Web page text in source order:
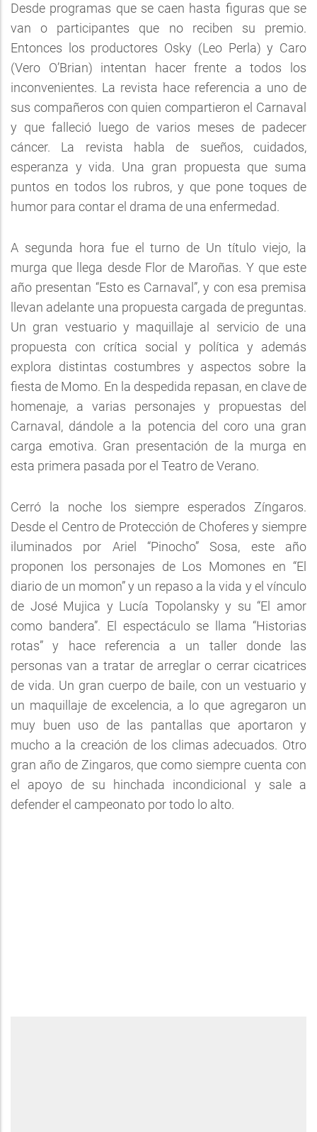
Desde programas que se caen hasta figuras que se
van o participantes que no reciben su premio.
Entonces los productores Osky (Leo Perla) y Caro
(Vero O’Brian) intentan hacer frente a todos los
inconvenientes. La revista hace referencia a uno de
sus compañeros con quien compartieron el Carnaval
y que falleció luego de varios meses de padecer
cáncer. La revista habla de sueños, cuidados,
esperanza y vida. Una gran propuesta que suma
puntos en todos los rubros, y que pone toques de
humor para contar el drama de una enfermedad.
A segunda hora fue el turno de Un título viejo, la
murga que llega desde Flor de Maroñas. Y que este
año presentan “Esto es Carnaval”, y con esa premisa
llevan adelante una propuesta cargada de preguntas.
Un gran vestuario y maquillaje al servicio de una
propuesta con crítica social y política y además
explora distintas costumbres y aspectos sobre la
fiesta de Momo. En la despedida repasan, en clave de
homenaje, a varias personajes y propuestas del
Carnaval, dándole a la potencia del coro una gran
carga emotiva. Gran presentación de la murga en
esta primera pasada por el Teatro de Verano.
Cerró la noche los siempre esperados Zíngaros.
Desde el Centro de Protección de Choferes y siempre
iluminados por Ariel “Pinocho” Sosa, este año
proponen los personajes de Los Momones en “El
diario de un momon” y un repaso a la vida y el vínculo
de José Mujica y Lucía Topolansky y su “El amor
como bandera”. El espectáculo se llama “Historias
rotas” y hace referencia a un taller donde las
personas van a tratar de arreglar o cerrar cicatrices
de vida. Un gran cuerpo de baile, con un vestuario y
un maquillaje de excelencia, a lo que agregaron un
muy buen uso de las pantallas que aportaron y
mucho a la creación de los climas adecuados. Otro
gran año de Zingaros, que como siempre cuenta con
el apoyo de su hinchada incondicional y sale a
defender el campeonato por todo lo alto.